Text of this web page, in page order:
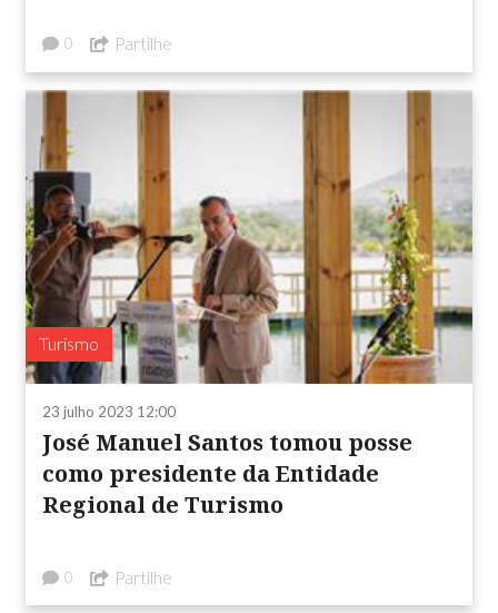
0 Partilhe
Turismo
23 julho 2023 12:00
José Manuel Santos tomou posse
como presidente da Entidade
Regional de Turismo
0 Partilhe